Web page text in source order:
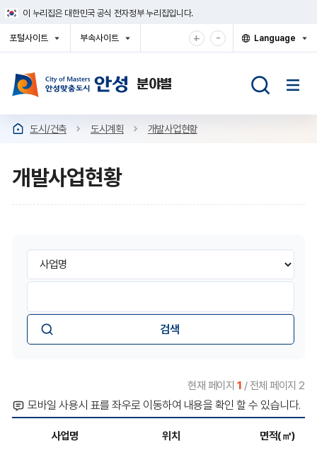
건
너
이 누리집은 대한민국 공식 전자정부 누리집입니다.
포털사이트
부속사이트
+확
대
-축
소
Language
도시/건축 도시계획 개발사업현황
개발사업현황
사
업
현
개
사
현
황
황
검
영
선
택
목
검
어
력
현재 페이지 1 / 전체 페이지 2
모바일 사용시 표를 좌우로 이동하여 내용을 확인 할 수 있습니다.
사업명 위치 면적(㎡)